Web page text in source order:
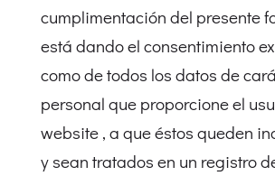
cumplimentación del presente
está dando el consentimiento
como de todos los datos de
personal que proporcione el
website , a que éstos queden
y sean tratados en un registro